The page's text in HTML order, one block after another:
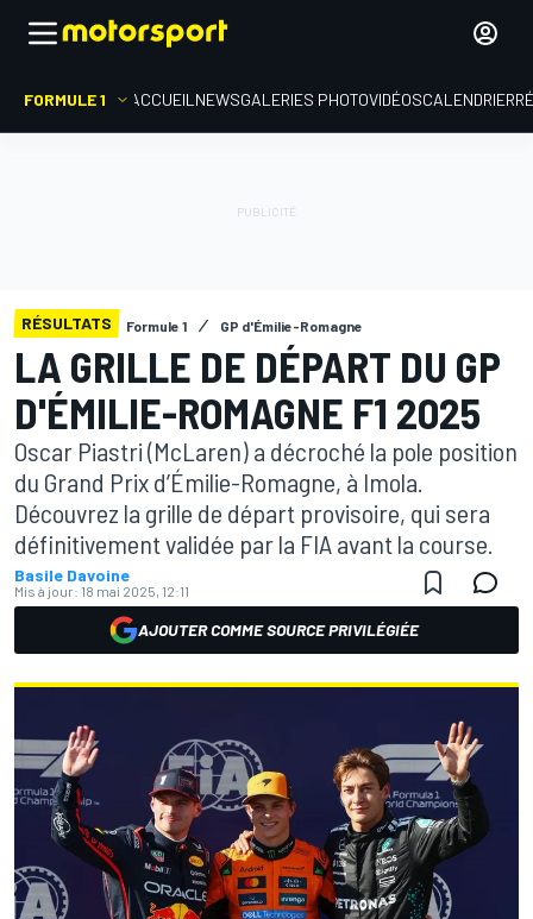
FORMULE 1 ACCUEIL NEWSGALERIES PHOTOVIDÉOSCALENDRIER
RÉSULTATS Formule 1 GP d'Émilie-Romagne
LA GRILLE DE DÉPART DU GP
D'ÉMILIE-ROMAGNE F1 2025
Oscar Piastri (McLaren) a décroché la pole position
du Grand Prix d’Émilie-Romagne, à Imola.
Découvrez la grille de départ provisoire, qui sera
définitivement validée par la FIA avant la course.
Basile Davoine
Mis à jour: 18 mai 2025, 12:11
AJOUTER COMME SOURCE PRIVILÉGIÉE